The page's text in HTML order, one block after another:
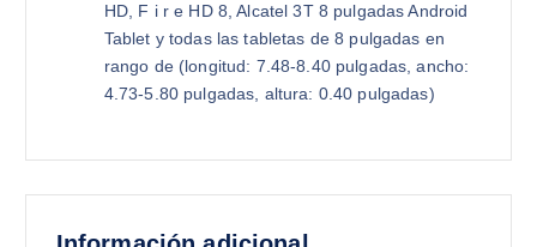
HD, F i r e HD 8, Alcatel 3T 8 pulgadas Android
Tablet y todas las tabletas de 8 pulgadas en
rango de (longitud: 7.48-8.40 pulgadas, ancho:
4.73-5.80 pulgadas, altura: 0.40 pulgadas)